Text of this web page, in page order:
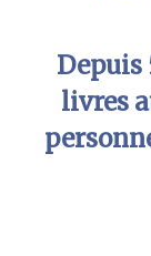
Depuis
livres